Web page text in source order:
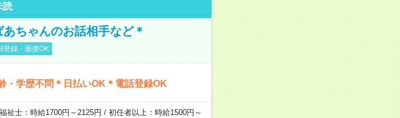
読
ちゃんのお話相手など＊
登録・面接OK
・学歴不問＊日払いOK＊電話登録OK
祉士：時給1700円～2125円 / 初任者以上：時給1500円～